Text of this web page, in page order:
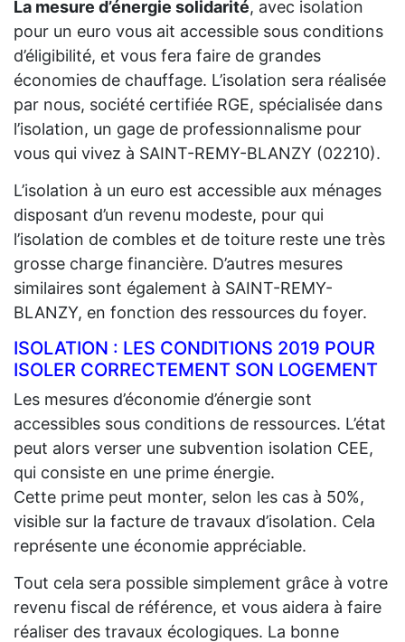
La mesure d’énergie solidarité, avec isolation
pour un euro vous ait accessible sous conditions
d’éligibilité, et vous fera faire de grandes
économies de chauffage. L’isolation sera réalisée
par nous, société certifiée RGE, spécialisée dans
l’isolation, un gage de professionnalisme pour
vous qui vivez à SAINT-REMY-BLANZY (02210).
L’isolation à un euro est accessible aux ménages
disposant d’un revenu modeste, pour qui
l’isolation de combles et de toiture reste une très
grosse charge financière. D’autres mesures
similaires sont également à SAINT-REMY-
BLANZY, en fonction des ressources du foyer.
ISOLATION : LES CONDITIONS 2019 POUR
ISOLER CORRECTEMENT SON LOGEMENT
Les mesures d’économie d’énergie sont
accessibles sous conditions de ressources. L’état
peut alors verser une subvention isolation CEE,
qui consiste en une prime énergie.
Cette prime peut monter, selon les cas à 50%,
visible sur la facture de travaux d’isolation. Cela
représente une économie appréciable.
Tout cela sera possible simplement grâce à votre
revenu fiscal de référence, et vous aidera à faire
réaliser des travaux écologiques. La bonne